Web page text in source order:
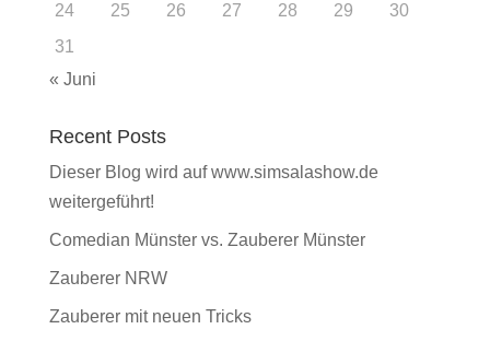
24
25 26 27 28 29
30
31
« Juni
Recent Posts
Dieser Blog wird auf www.simsalashow.de
weitergeführt!
Comedian Münster vs. Zauberer Münster
Zauberer NRW
Zauberer mit neuen Tricks